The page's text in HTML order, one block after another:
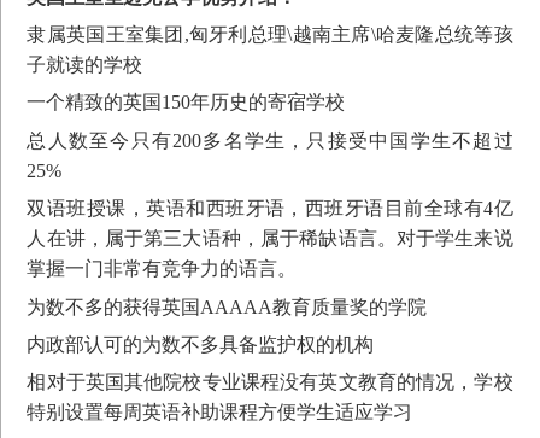
隶属英国王室集团,匈牙利总理\越南主席\哈麦隆总统等孩
子就读的学校
一个精致的英国150年历史的寄宿学校
总人数至今只有200多名学生，只接受中国学生不超过
25%
双语班授课，英语和西班牙语，西班牙语目前全球有4亿
人在讲，属于第三大语种，属于稀缺语言。对于学生来说
掌握一门非常有竞争力的语言。
为数不多的获得英国AAAAA教育质量奖的学院
内政部认可的为数不多具备监护权的机构
相对于英国其他院校专业课程没有英文教育的情况，学校
特别设置每周英语补助课程方便学生适应学习